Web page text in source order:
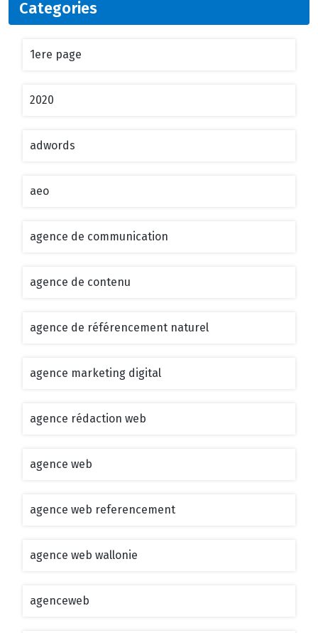
Categories
1ere page
2020
adwords
aeo
agence de communication
agence de contenu
agence de référencement naturel
agence marketing digital
agence rédaction web
agence web
agence web referencement
agence web wallonie
agenceweb